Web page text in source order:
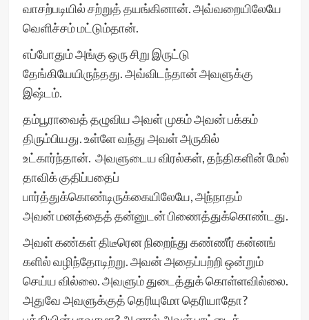
வாசற்படியில் சற்றுத் தயங்கினான். அவ்வறையிலேயே
வெளிச்சம் மட்டும்தான்.
எப்போதும் அங்கு ஒரு சிறு இருட்டு
தேங்கியேயிருந்தது. அவ்விடந்தான் அவளுக்கு
இஷ்டம்.
தம்பூராவைத் தழுவிய அவள் முகம் அவன் பக்கம்
திரும்பியது. உள்ளே வந்து அவள் அருகில்
உட்கார்ந்தான். அவளுடைய விரல்கள், தந்திகளின் மேல்
தாவிக் குதிப்பதைப்
பார்த்துக்கொண்டிருக்கையிலேயே, அந்நாதம்
அவன் மனத்தைத் தன்னுடன் பிணைத்துக்கொண்டது.
அவள் கண்கள் திடீரென நிறைந்து கண்ணீர் கன்னங்
களில் வழிந்தோடிற்று. அவன் அதைப்பற்றி ஒன்றும்
செய்ய வில்லை. அவளும் துடைத்துக் கொள்ளவில்லை.
அதுவே அவளுக்குத் தெரியுமோ தெரியாதோ?